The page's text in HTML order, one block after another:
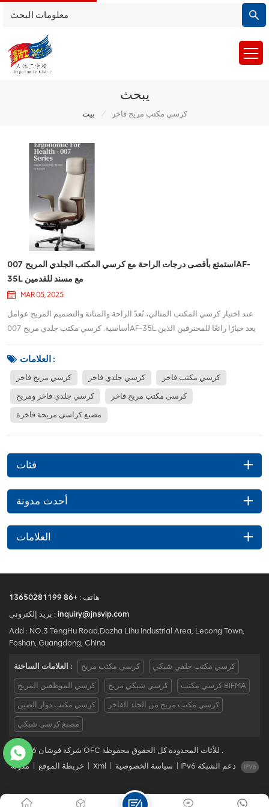
يبحث
بيت / كرسي مكتب مريح فاخر
استمتع بأقصى درجات الراحة مع كرسي المكتب الجلدي المريح 007AF-
35L مع مسند للقدمين
MAR 05, 2025
عند اختيار كرسي المكتب المثالي، تُعدّ الراحة والمتانة والتصميم المريح عوامل
أساسية. كرسي مكتب جلدي مريح 007AF-35L يعد خيارًا رائعًا للمحترفين الذين
الراحة طوال اليومتم تصميم 007AF-35L مع وضع رفاهية المستخدم في الاعتبار،
ويتميز...
العلامات :
كرسي مريح فاخر كرسي جلدي فاخر كرسي مكتب فاخر
كرسي جلدي فاخر ومريح كرسي مكتب مريح فاخر
مصنع كراسي مريحة فاخرة
فئات
أحدث مدونة
العلامات
هاتف : +86 13650281199
بريد إلكتروني : inquiry@jnsvip.com
Add : NO.3 TengHu Road,Dazha Lihu Industrial Area, Lecong Town,
Foshan, Guangdong, China
العلامات الساخنة : كرسي مكتب مريح كرسي مكتب خلفي شبكي
كرسي الموظفين المريح كرسي شبكي مريح كرسي مكتب BIFMA
كرسي مكتب دوار الصين كرسي مكتب مريح من الجلد الفاخر
مصنع كرسي شبكي
© 2026 شركة فوشان OFC للأثاث المحدودة كل الحقوق محفوظة .
مدونة
خريطة الموقع Xml سياسة الخصوصية